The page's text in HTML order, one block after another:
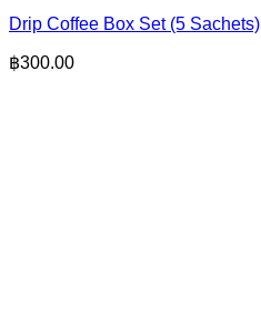
Drip Coffee Box Set (5 Sachets)
฿300.00